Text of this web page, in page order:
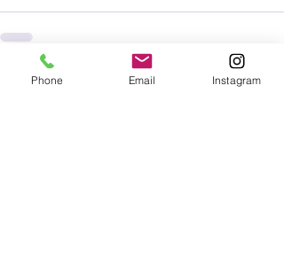
最新記事 すべて表示
Phone Email Instagram